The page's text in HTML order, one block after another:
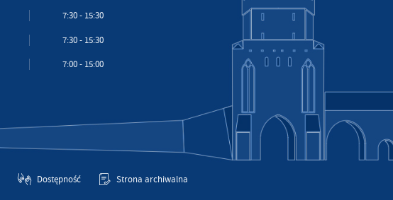
7:30 - 15:30
7:30 - 15:30
7:00 - 15:00
Dostępność Strona archiwalna